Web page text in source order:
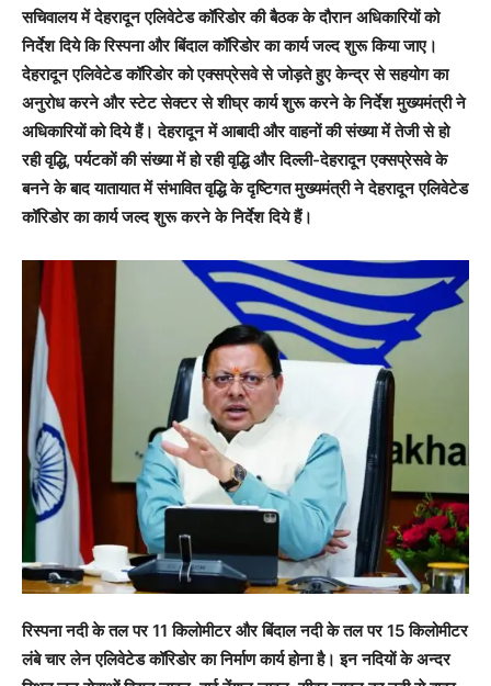
सचिवालय में देहरादून एलिवेटेड कॉरिडोर की बैठक के दौरान अधिकारियों को
निर्देश दिये कि रिस्पना और बिंदाल कॉरिडोर का कार्य जल्द शुरू किया जाए।
देहरादून एलिवेटेड कॉरिडोर को एक्सप्रेसवे से जोड़ते हुए केन्द्र से सहयोग का
अनुरोध करने और स्टेट सेक्टर से शीघ्र कार्य शुरू करने के निर्देश मुख्यमंत्री ने
अधिकारियों को दिये हैं। देहरादून में आबादी और वाहनों की संख्या में तेजी से हो
रही वृद्धि, पर्यटकों की संख्या में हो रही वृद्धि और दिल्ली-देहरादून एक्सप्रेसवे के
बनने के बाद यातायात में संभावित वृद्धि के दृष्टिगत मुख्यमंत्री ने देहरादून एलिवेटेड
कॉरिडोर का कार्य जल्द शुरू करने के निर्देश दिये हैं।
रिस्पना नदी के तल पर 11 किलोमीटर और बिंदाल नदी के तल पर 15 किलोमीटर
लंबे चार लेन एलिवेटेड कॉरिडोर का निर्माण कार्य होना है। इन नदियों के अन्दर